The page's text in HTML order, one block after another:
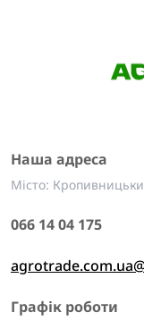
Наша адреса
Місто:
066 14 04 175
Графік роботи